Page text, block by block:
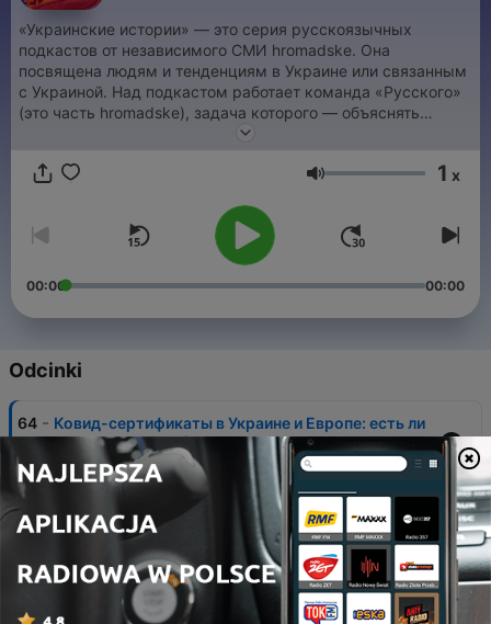
«Украинские истории» — это серия русскоязычных
подкастов от независимого СМИ hromadske. Она
посвящена людям и тенденциям в Украине или связанным
с Украиной. Над подкастом работает команда «Русского»
(это часть hromadske), задача которого — объяснять
события в стране аудитории постсоветского пространства.
Głośność 1 x
00:00 00:00
Odcinki
64 - Ковид-сертификаты в Украине и Европе: есть ли
разница и смысл?
09 lip 2021
Куда дует Sea Breeze: как проходят военные
учения Украина – НАТО
Трембита, бандура, Go_A: что ждет украинский
фольклор